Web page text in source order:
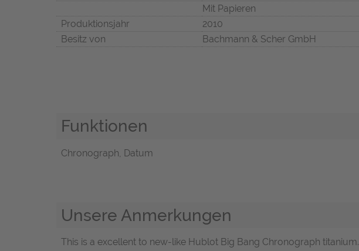
Mit Papieren
Produktionsjahr
2010
Besitz von
Bachmann & Scher GmbH
Funktionen
Chronograph, Datum
Unsere Anmerkungen
This is a excellent to new-like Hublot Big Bang Chronograph titanium.